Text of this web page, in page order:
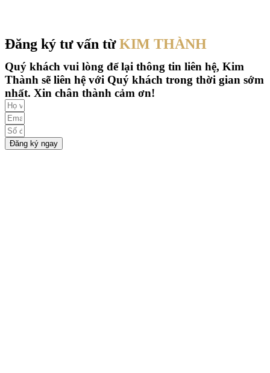
Đăng ký tư vấn từKIM THÀNH
Quý khách vui lòng để lại thông tin liên hệ, Kim
Thành sẽ liên hệ với Quý khách trong thời gian sớm
nhất. Xin chân thành cảm ơn!
Đăng ký ngay